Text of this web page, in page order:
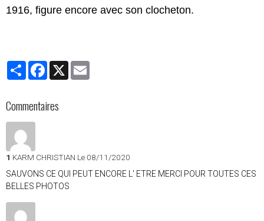
1916, figure encore avec son clocheton.
PartagerFacebook
X
Commentaires
1 KARM CHRISTIAN Le 08/11/2020
SAUVONS CE QUI PEUT ENCORE L' ETRE MERCI POUR TOUTES CES
BELLES PHOTOS